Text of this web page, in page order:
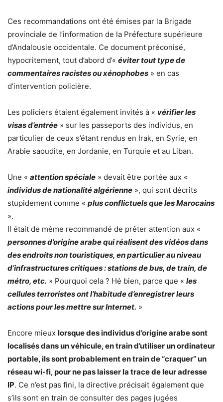
Ces recommandations ont été émises par la Brigade
provinciale de l’information de la Préfecture supérieure
d’Andalousie occidentale. Ce document préconisé,
hypocritement, tout d’abord d’« éviter tout type de
commentaires racistes ou xénophobes » en cas
d’intervention policière.
Les policiers étaient également invités à « vérifier les
visas d’entrée » sur les passeports des individus, en
particulier de ceux s’étant rendus en Irak, en Syrie, en
Arabie saoudite, en Jordanie, en Turquie et au Liban.
Une « attention spéciale » devait être portée aux «
individus de nationalité algérienne », qui sont décrits
stupidement comme « plus conflictuels que les Marocains
».
Il était de même recommandé de prêter attention aux «
personnes d’origine arabe qui réalisent des vidéos dans
des endroits non touristiques, en particulier au niveau
d’infrastructures critiques : stations de bus, de train, de
métro, etc. » Pourquoi cela ? Hé bien, parce que « les
cellules terroristes ont l’habitude d’enregistrer leurs
actions pour les mettre sur Internet. »
Encore mieux lorsque des individus d’origine arabe sont
localisés dans un véhicule, en train d’utiliser un ordinateur
portable, ils sont probablement en train de “craquer” un
réseau wi-fi, pour ne pas laisser la trace de leur adresse
IP. Ce n’est pas fini, la directive précisait également que
s’ils sont en train de consulter des pages jugées